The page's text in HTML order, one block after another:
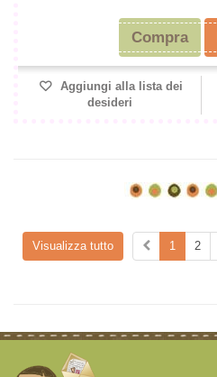
Compra
Aggiungi alla lista dei
desideri
Visualizza tutto 1 2